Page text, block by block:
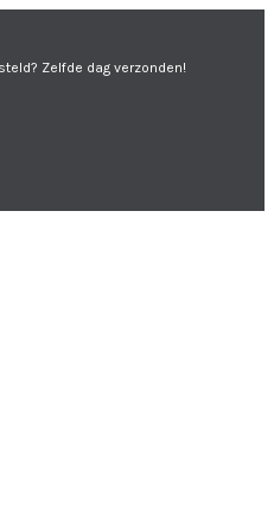
Zelfde dag verzonden!